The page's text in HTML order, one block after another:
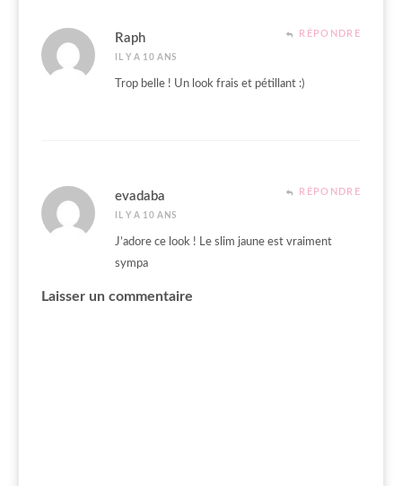
Raph
IL Y A 10 ANS
RÉPONDRE
Trop belle ! Un look frais et pétillant :)
evadaba
IL Y A 10 ANS
RÉPONDRE
J’adore ce look ! Le slim jaune est vraiment
sympa
Laisser un commentaire